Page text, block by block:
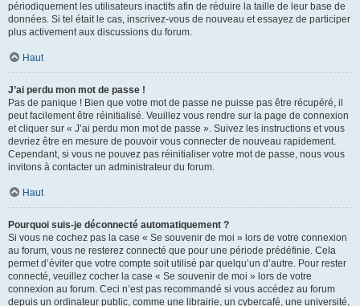
périodiquement les utilisateurs inactifs afin de réduire la taille de leur base de
données. Si tel était le cas, inscrivez-vous de nouveau et essayez de participer
plus activement aux discussions du forum.
Haut
J’ai perdu mon mot de passe !
Pas de panique ! Bien que votre mot de passe ne puisse pas être récupéré, il
peut facilement être réinitialisé. Veuillez vous rendre sur la page de connexion
et cliquer sur « J’ai perdu mon mot de passe ». Suivez les instructions et vous
devriez être en mesure de pouvoir vous connecter de nouveau rapidement.
Cependant, si vous ne pouvez pas réinitialiser votre mot de passe, nous vous
invitons à contacter un administrateur du forum.
Haut
Pourquoi suis-je déconnecté automatiquement ?
Si vous ne cochez pas la case « Se souvenir de moi » lors de votre connexion
au forum, vous ne resterez connecté que pour une période prédéfinie. Cela
permet d’éviter que votre compte soit utilisé par quelqu’un d’autre. Pour rester
connecté, veuillez cocher la case « Se souvenir de moi » lors de votre
connexion au forum. Ceci n’est pas recommandé si vous accédez au forum
depuis un ordinateur public, comme une librairie, un cybercafé, une université,